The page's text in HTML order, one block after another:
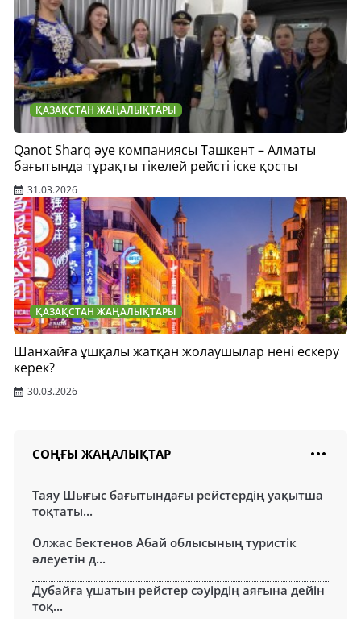
ҚАЗАҚСТАН ЖАҢАЛЫҚТАРЫ
Qanot Sharq әуе компаниясы Ташкент – Алматы
бағытында тұрақты тікелей рейсті іске қосты
31.03.2026
ҚАЗАҚСТАН ЖАҢАЛЫҚТАРЫ
Шанхайға ұшқалы жатқан жолаушылар нені ескеру
керек?
30.03.2026
СОҢҒЫ ЖАҢАЛЫҚТАР
Таяу Шығыс бағытындағы рейстердің уақытша
тоқтаты...
Олжас Бектенов Абай облысының туристік
әлеуетін д...
Дубайға ұшатын рейстер сәуірдің аяғына дейін
тоқ...